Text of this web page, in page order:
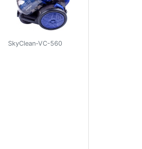
SkyClean-VC-560